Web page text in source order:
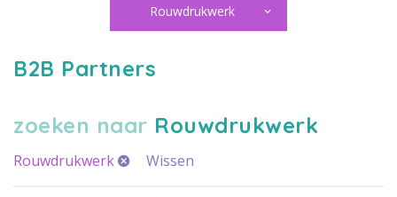
Rouwdrukwerk
B2B Partners
zoeken naar Rouwdrukwerk
Rouwdrukwerk Wissen